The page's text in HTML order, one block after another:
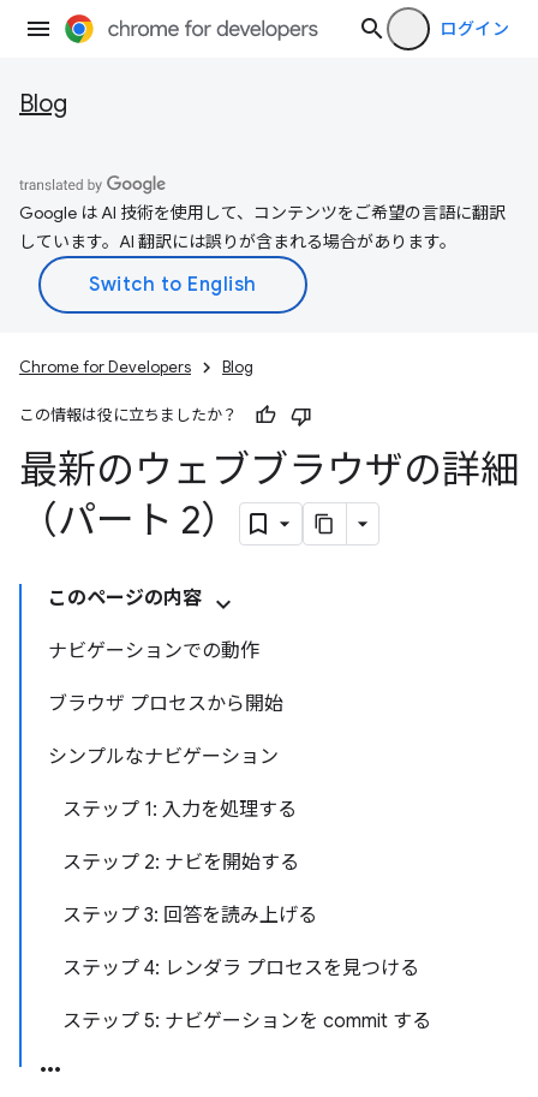
ログイン
Blog
Google は AI 技術を使用して、コンテンツをご希望の言語に翻訳
しています。AI 翻訳には誤りが含まれる場合があります。
Chrome for Developers Blog
この情報は役に立ちましたか？
最新のウェブブラウザの詳細
（パート 2）
このページの内容
ナビゲーションでの動作
ブラウザ プロセスから開始
シンプルなナビゲーション
ステップ 1: 入力を処理する
ステップ 2: ナビを開始する
ステップ 3: 回答を読み上げる
ステップ 4: レンダラ プロセスを見つける
ステップ 5: ナビゲーションを commit する